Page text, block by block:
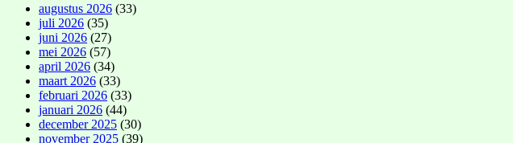
augustus 2026 (33)
juli 2026 (35)
juni 2026 (27)
mei 2026 (57)
april 2026 (34)
maart 2026 (33)
februari 2026 (33)
januari 2026 (44)
december 2025 (30)
november 2025 (39)